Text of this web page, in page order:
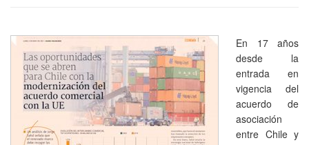
En 17 años
desde la
entrada en
vigencia del
acuerdo de
asociación
entre Chile y